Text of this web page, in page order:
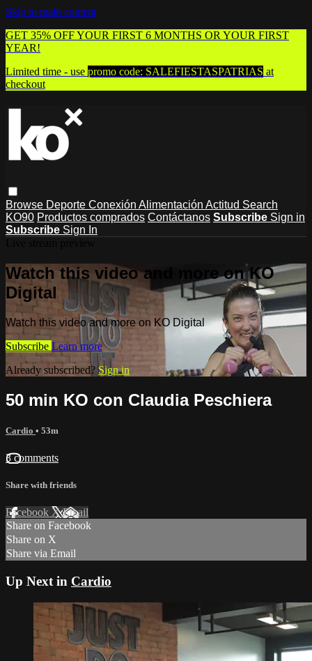
Skip to main content
GET 35% OFF YOUR FIRST 6 MONTHS OR YOUR FIRST
YEAR!
Limited time - use promo code: SALEFIESTASPATRIAS at
checkout
Browse Deporte Conexión Alimentación Actitud Search
KO90 Productos comprados Contáctanos Subscribe Sign in
Subscribe Sign In
Watch this video and more on KO
Digital
Watch this video and more on KO Digital
Subscribe Learn more
Already subscribed? Sign in
50 min KO con Claudia Peschiera
Cardio • 53m
3 comments
Share with friends
Facebook XEmail
Share on Facebook
Share on X
Share via Email
Up Next in Cardio